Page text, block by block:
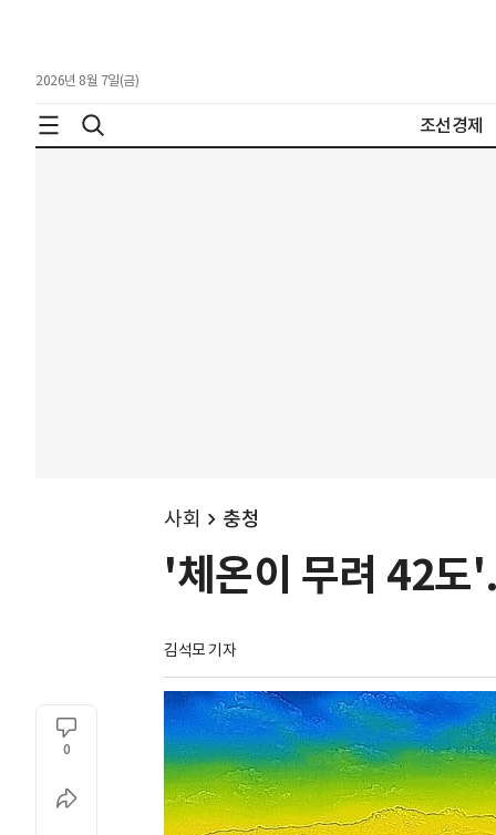
2026년 8월 7일(금)
조선경제
사회 충청
'체온이 무려 42도
김석모 기자
0